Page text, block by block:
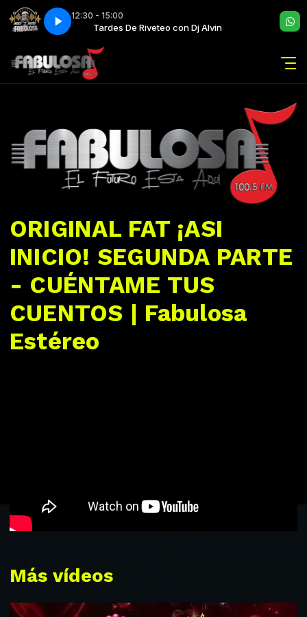
12:30 - 15:00
Alvin Tardes De Riveteo con Dj Alvin
ORIGINAL FAT ¡ASI
INICIO! SEGUNDA PARTE
- CUÉNTAME TUS
CUENTOS | Fabulosa
Estéreo
Más vídeos